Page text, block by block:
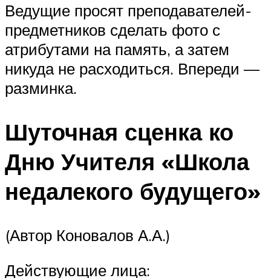
Ведущие просят преподавателей-
предметников сделать фото с
атрибутами на память, а затем
никуда не расходиться. Впереди —
разминка.
Шуточная сценка ко
Дню Учителя «Школа
недалекого будущего»
(Автор Коновалов А.А.)
Действующие лица: